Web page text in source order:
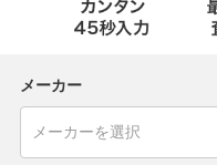
メーカー